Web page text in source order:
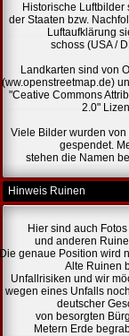
Historische Luftbilder
der Staaten bzw.
Luftaufklärung
schoss (USA /
Landkarten sind von
(ww.openstreetmap.de)
"Ceative Commons
2.0"
Viele Bilder wurden von
gespendet.
stehen die Namen
Hinweis Ruinen
Hier sind auch
und anderen
Die genaue Position wird
Alte Ruinen
Unfallrisiken und wir
wegen eines Unfalls
deutscher
von besorgten
Metern Erde